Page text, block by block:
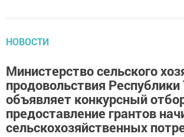
НОВОСТИ
Министерство сельского
продовольствия Республики
объявляет конкурсный
предоставление грантов
сельскохозяйственных